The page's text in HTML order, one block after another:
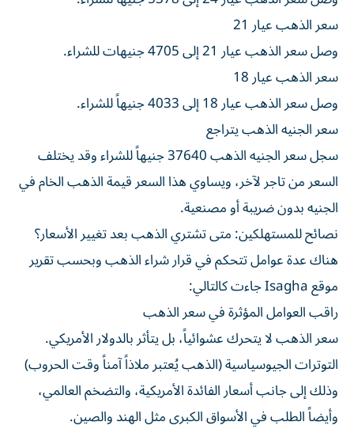
سعر الذهب عيار 21
وصل سعر الذهب عيار 21 إلى 4705 جنيهات للشراء.
سعر الذهب عيار 18
وصل سعر الذهب عيار 18 إلى 4033 جنيهاً للشراء.
سعر الجنيه الذهب يتراجع
سجل سعر الجنيه الذهب 37640 جنيهاً للشراء وقد يختلف
السعر من تاجر لآخر، ويساوي هذا السعر قيمة الذهب الخام في
الجنيه بدون ضريبة أو مصنعية.
نصائح للمستهلكين: متى تشتري الذهب بعد تغيير الأسعار؟
هناك عدة عوامل تتحكم في قرار شراء الذهب وبحسب تقرير
موقع Isagha جاءت كالتالي:
راقب العوامل المؤثرة في سعر الذهب
سعر الذهب لا يتحرك عشوائياً، بل يتأثر بالدولار الأمريكي.
التوترات الجيوسياسية (الذهب يُعتبر ملاذاً آمناً وقت الحروب)
وذلك إلى جانب أسعار الفائدة الأمريكية، والتضخم العالمي،
وأيضاً الطلب في الأسواق الكبرى مثل الهند والصين.